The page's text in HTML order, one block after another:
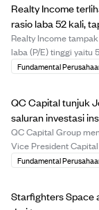
Realty Income
rasio laba 52 kali,
sekitar 15 kali laba.
Realty Income
laba (P/E) tinggi yaitu
harga saham terlalu
Fundamental
QC Capital tunjuk
saluran investasi
management.
QC Capital Group
Vice President
ekspansi ke saluran
Fundamental
Starfighters Space